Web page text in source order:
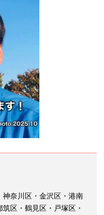
奈川区・金沢区・港南
区・鶴見区・戸塚区・